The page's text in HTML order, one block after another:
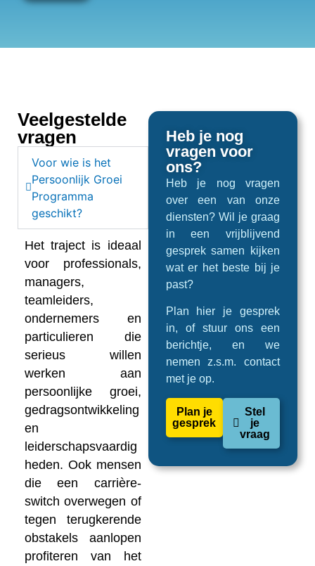
Veelgestelde
vragen
Voor wie is het
Persoonlijk Groei
Programma
geschikt?
Het traject is ideaal
voor professionals,
managers,
teamleiders,
ondernemers en
particulieren die
serieus willen
werken aan
persoonlijke groei,
gedragsontwikkeling
en
leiderschapsvaardig
heden. Ook mensen
die een carrière-
switch overwegen of
tegen terugkerende
obstakels aanlopen
profiteren van het
Heb je nog
vragen voor
ons?
Heb je nog vragen
over een van onze
diensten? Wil je graag
in een vrijblijvend
gesprek samen kijken
wat er het beste bij je
past?
Plan hier je gesprek
in, of stuur ons een
berichtje, en we
nemen z.s.m. contact
met je op.
Plan je
gesprek
Stel
je
vraag